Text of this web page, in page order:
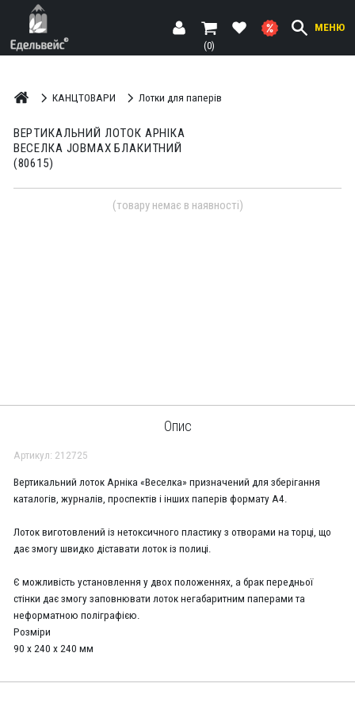
МЕНЮ
(0)
КАНЦТОВАРИ Лотки для паперів
ВЕРТИКАЛЬНИЙ ЛОТОК АРНІКА
ВЕСЕЛКА JOBMAX БЛАКИТНИЙ
(80615)
(товару немає в наявності)
Опис
Артикул: 212725
Вертикальний лоток Арніка «Веселка» призначений для зберігання
каталогів, журналів, проспектів і інших паперів формату А4.
Лоток виготовлений із нетоксичного пластику з отворами на торці, що
дає змогу швидко діставати лоток із полиці.
Є можливість установлення у двох положеннях, а брак передньої
стінки дає змогу заповнювати лоток негабаритним паперами та
неформатною поліграфією.
Розміри
90 х 240 х 240 мм